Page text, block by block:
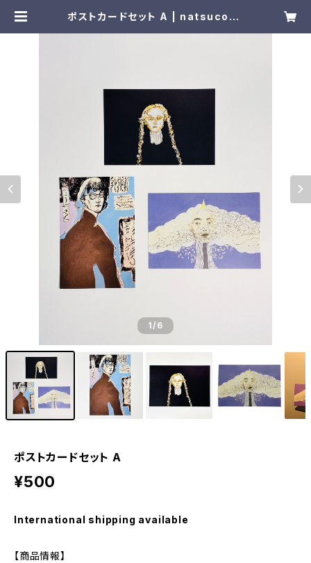
ポストカードセット A | natsucosu
1/6
ポストカードセット A
¥500
International shipping available
【商品情報】